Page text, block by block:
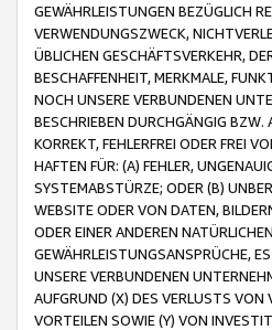
GEWÄHRLEISTUNGEN BEZÜGLICH
VERWENDUNGSZWECK,
ÜBLICHEN GESCHÄFTSVERKEHR,
BESCHAFFENHEIT, MERKMALE,
NOCH UNSERE VERBUNDENEN
BESCHRIEBEN DURCHGÄNGIG
KORREKT, FEHLERFREI ODER FREI
HAFTEN FÜR: (A) FEHLER,
SYSTEMABSTÜRZE; ODER (B)
WEBSITE ODER VON DATEN,
ODER EINER ANDEREN
GEWÄHRLEISTUNGSANSPRÜCHE,
UNSERE VERBUNDENEN
AUFGRUND (X) DES VERLUSTS
VORTEILEN SOWIE (Y) VON